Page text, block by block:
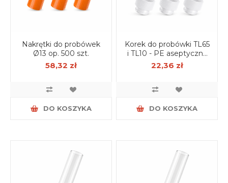
Nakrętki do probówek
Ø13 op. 500 szt.
58,32 zł
DO KOSZYKA
Korek do probówki TL65
i TL10 - PE aseptyczny
op. 250 szt.
22,36 zł
DO KOSZYKA